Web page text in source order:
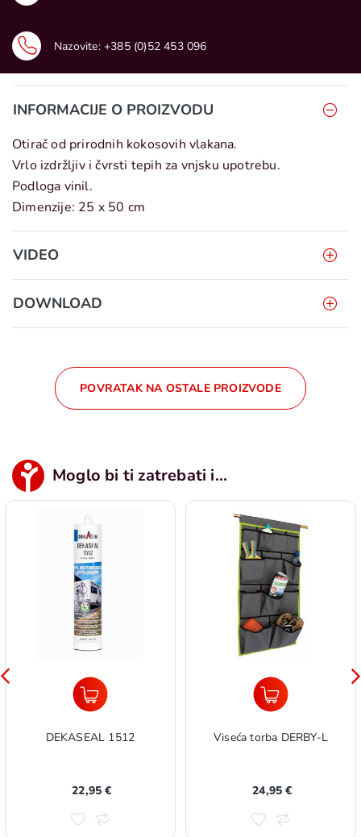
Nazovite: +385 (0)52 453 096
INFORMACIJE O PROIZVODU
Otirač od prirodnih kokosovih vlakana.
Vrlo izdržljiv i čvrsti tepih za vnjsku upotrebu.
Podloga vinil.
Dimenzije: 25 x 50 cm
VIDEO
DOWNLOAD
POVRATAK NA OSTALE PROIZVODE
Moglo bi ti zatrebati i...
DEKASEAL 1512
22,95 €
Viseća torba DERBY-L
24,95 €